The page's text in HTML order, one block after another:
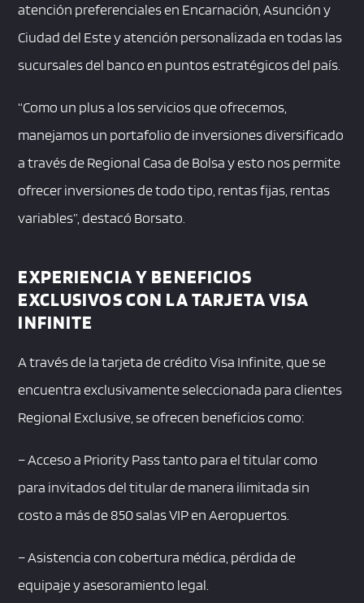
atención preferenciales en Encarnación, Asunción y
Ciudad del Este y atención personalizada en todas las
sucursales del banco en puntos estratégicos del país.
“Como un plus a los servicios que ofrecemos,
manejamos un portafolio de inversiones diversificado
a través de Regional Casa de Bolsa y esto nos permite
ofrecer inversiones de todo tipo, rentas fijas, rentas
variables”, destacó Borsato.
EXPERIENCIA Y BENEFICIOS
EXCLUSIVOS CON LA TARJETA VISA
INFINITE
A través de la tarjeta de crédito Visa Infinite, que se
encuentra exclusivamente seleccionada para clientes
Regional Exclusive, se ofrecen beneficios como:
– Acceso a Priority Pass tanto para el titular como
para invitados del titular de manera ilimitada sin
costo a más de 850 salas VIP en Aeropuertos.
– Asistencia con cobertura médica, pérdida de
equipaje y asesoramiento legal.